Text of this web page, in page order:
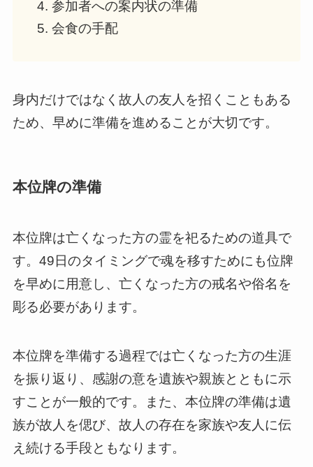
参加者への案内状の準備
会食の手配
身内だけではなく故人の友人を招くこともある
ため、早めに準備を進めることが大切です。
本位牌の準備
本位牌は亡くなった方の霊を祀るための道具で
す。49日のタイミングで魂を移すためにも位牌
を早めに用意し、亡くなった方の戒名や俗名を
彫る必要があります。
本位牌を準備する過程では亡くなった方の生涯
を振り返り、感謝の意を遺族や親族とともに示
すことが一般的です。また、本位牌の準備は遺
族が故人を偲び、故人の存在を家族や友人に伝
え続ける手段ともなります。